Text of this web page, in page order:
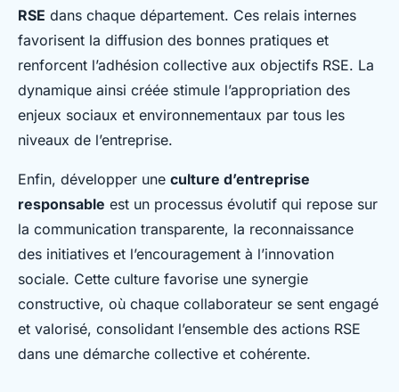
RSE dans chaque département. Ces relais internes
favorisent la diffusion des bonnes pratiques et
renforcent l’adhésion collective aux objectifs RSE. La
dynamique ainsi créée stimule l’appropriation des
enjeux sociaux et environnementaux par tous les
niveaux de l’entreprise.
Enfin, développer une culture d’entreprise
responsable est un processus évolutif qui repose sur
la communication transparente, la reconnaissance
des initiatives et l’encouragement à l’innovation
sociale. Cette culture favorise une synergie
constructive, où chaque collaborateur se sent engagé
et valorisé, consolidant l’ensemble des actions RSE
dans une démarche collective et cohérente.